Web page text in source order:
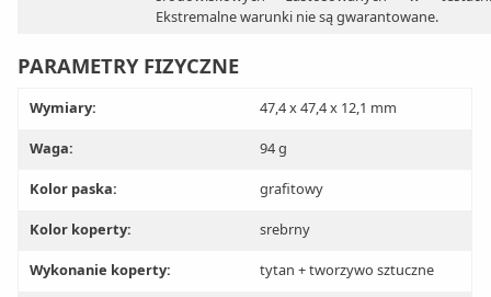
Ekstremalne warunki nie są gwarantowane.
PARAMETRY FIZYCZNE
Wymiary: 47,4 x 47,4 x 12,1 mm
Waga: 94 g
Kolor paska: grafitowy
Kolor koperty: srebrny
Wykonanie koperty: tytan + tworzywo sztuczne